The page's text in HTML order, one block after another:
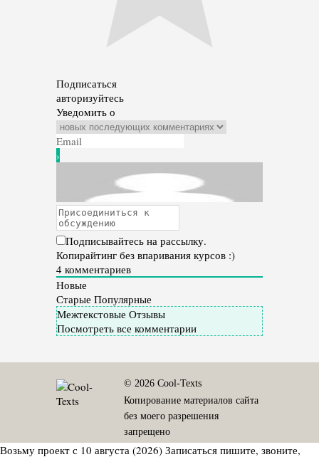
Подписаться
авторизуйтесь
Уведомить о
Подписывайтесь на рассылку.
Копирайтинг без впаривания курсов :)
4 комментариев
Новые
Старые Популярные
Межтекстовые Отзывы
Посмотреть все комментарии
© 2026 Cool-Texts
Копирование материалов сайта
без моего разрешения
запрещено
Возьму проект с 10 августа (2026) Записаться пишите, звоните,